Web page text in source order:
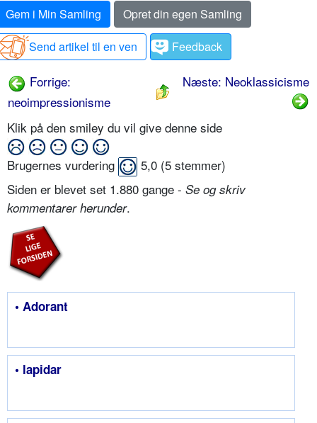
Gem i Min Samling
Opret din egen Samling
Send artikel til en ven
Feedback
Forrige:
neoimpressionisme
Næste: Neoklassicisme
Klik på den smiley du vil give denne side
Brugernes vurdering 5,0 (5 stemmer)
Siden er blevet set 1.880 gange - Se og skriv
kommentarer herunder.
• Adorant
• lapidar